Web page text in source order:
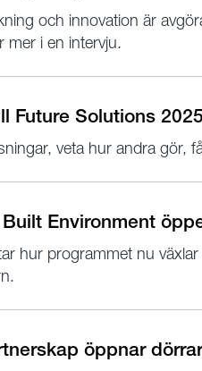
och innovation är
mer i en intervju.
Future Solutions 2025
veta hur andra gör,
Environment
hur programmet nu
öppnar dörrar